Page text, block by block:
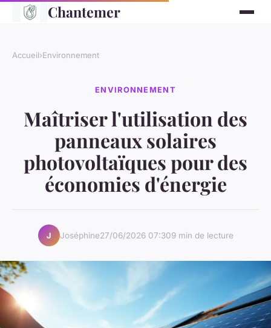
Chantemer
Accueil›Environnement
ENVIRONNEMENT
Maîtriser l'utilisation des
panneaux solaires
photovoltaïques pour des
économies d'énergie
J Joséphine27/06/2026 07:309 min de lecture